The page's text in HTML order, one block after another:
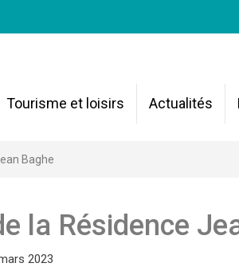
Tourisme et loisirs Actualités
Baghe
la Résidence
2023